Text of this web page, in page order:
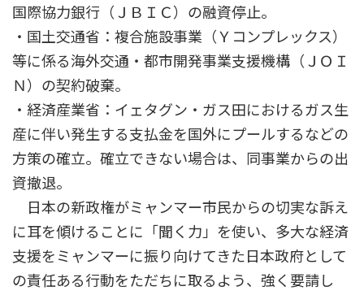
国際協力銀行（ＪＢＩＣ）の融資停止。
・国土交通省：複合施設事業（Ｙコンプレックス）
等に係る海外交通・都市開発事業支援機構（ＪＯＩ
Ｎ）の契約破棄。
・経済産業省：イェタグン・ガス田におけるガス生
産に伴い発生する支払金を国外にプールするなどの
方策の確立。確立できない場合は、同事業からの出
資撤退。
日本の新政権がミャンマー市民からの切実な訴え
に耳を傾けることに「聞く力」を使い、多大な経済
支援をミャンマーに振り向けてきた日本政府として
の責任ある行動をただちに取るよう、強く要請し